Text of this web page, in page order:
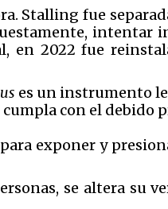
Stalling fue
en 2022 fue
es un instrumento
con el debido
exponer y
se altera su